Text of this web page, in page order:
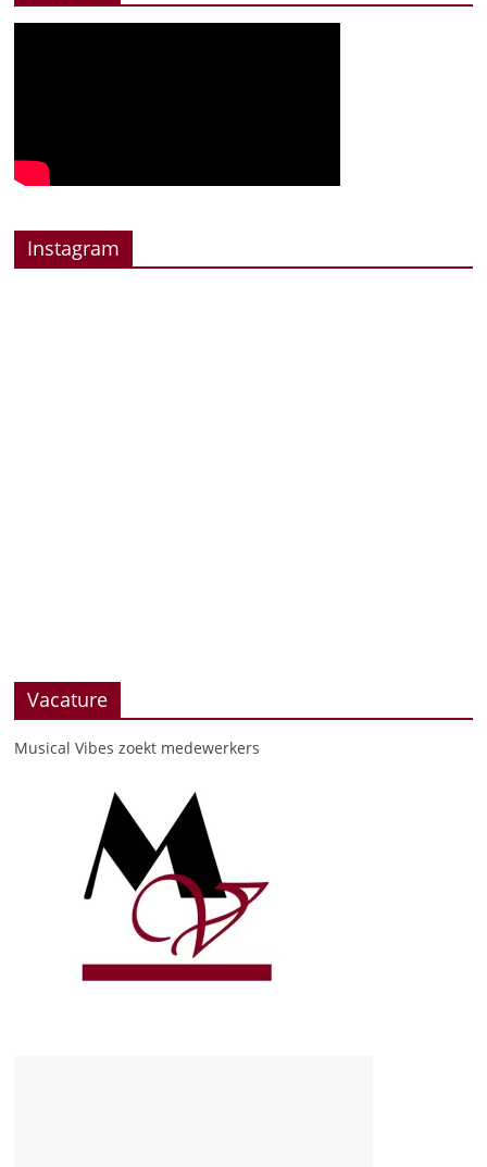
Instagram
Vacature
Musical Vibes zoekt medewerkers